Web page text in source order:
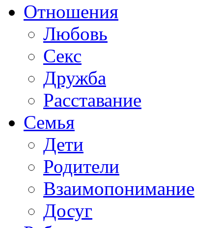
Отношения
Любовь
Секс
Дружба
Расставание
Семья
Дети
Родители
Взаимопонимание
Досуг